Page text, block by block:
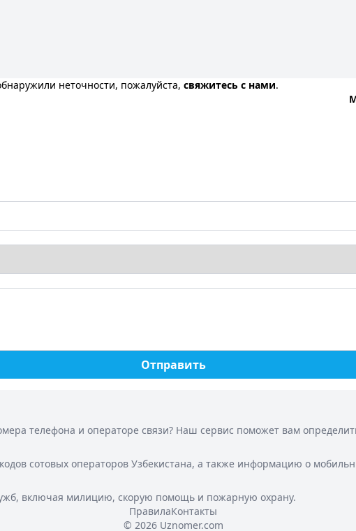
неточности, пожалуйста, свяжитесь с нами.
Отправить
телефона и операторе связи? Наш сервис поможет вам
сотовых операторов Узбекистана, а также информацию о
включая милицию, скорую помощь и пожарную охрану.
ПравилаКонтакты
© 2026 Uznomer.com